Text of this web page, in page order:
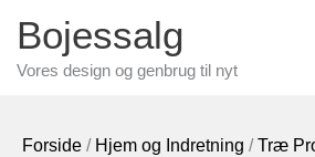
indholdet
Bojessalg
Vores design og genbrug til nyt
Forside / Hjem og Indretning /Træ